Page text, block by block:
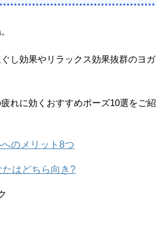
し効果やリラックス効果抜群のヨガ
れに効くおすすめポーズ10選をご紹
のメリット8つ
はどちら向き?